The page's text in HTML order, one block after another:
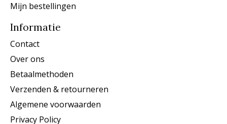
Mijn bestellingen
Informatie
Contact
Over ons
Betaalmethoden
Verzenden & retourneren
Algemene voorwaarden
Privacy Policy